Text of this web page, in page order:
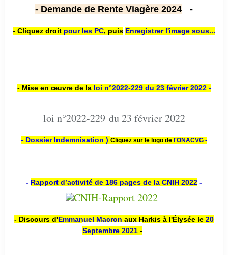
- Demande de Rente Viagère 2024 -
- Cliquez droit pour les PC, puis Enregistrer l'image sous...
- Mise en œuvre de la loi n°2022-229 du 23 février 2022 -
loi n°2022-229 du 23 février 2022
- Dossier Indemnisation ) Cliquez sur le logo de l'ONACVG -
- Rapport d’activité de 186 pages de la CNIH 2022 -
- Discours d'Emmanuel Macron aux Harkis à l'Élysée le 20
Septembre 2021 -